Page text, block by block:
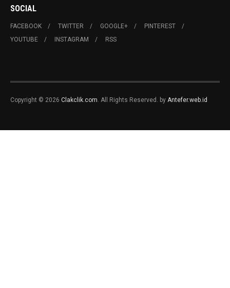
SOCIAL
FACEBOOK TWITTER GOOGLE+
PINTEREST
YOUTUBE
INSTAGRAM RSS
Copyright © 2026 Clakclik.com. All Rights Reserved. by Antefer.web.id